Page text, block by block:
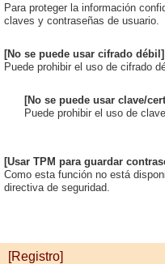
Para proteger la información
claves y contraseñas de usuario.
[No se puede usar cifrado débil]
Puede prohibir el uso de cifrado
[No se puede usar clave/
Puede prohibir el uso de
[Usar TPM para guardar
Como esta función no está
directiva de seguridad.
[Registro]